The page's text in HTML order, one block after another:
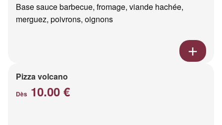
Base sauce barbecue, fromage, viande hachée,
merguez, poivrons, oignons
Pizza volcano
Dès 10.00 €